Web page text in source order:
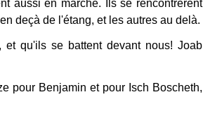
aussi en marche. Ils se rencontrèrent
deçà de l'étang, et les autres au delà.
qu'ils se battent devant nous! Joab
pour Benjamin et pour Isch Boscheth,